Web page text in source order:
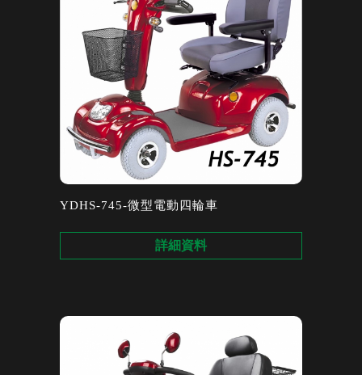
YDHS-745-微型電動四輪車
詳細資料